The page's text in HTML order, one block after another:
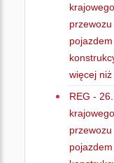
więcej niż
REG -